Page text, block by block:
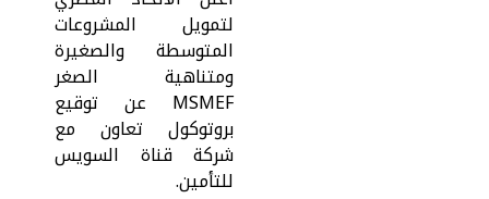
لتمويل المشروعات
المتوسطة والصغيرة
ومتناهية الصغر
MSMEF عن توقيع
بروتوكول تعاون مع
شركة قناة السويس
للتأمين.